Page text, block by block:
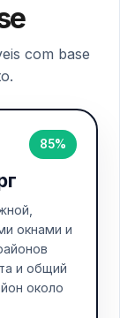
com base
85%
окнами и
и общий
около